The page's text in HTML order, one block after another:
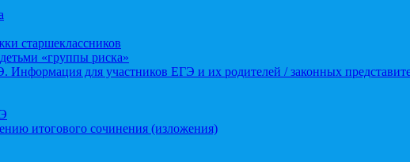
старшеклассников
«группы риска»
Информация для участников ЕГЭ и их родителей / законных
итогового сочинения (изложения)